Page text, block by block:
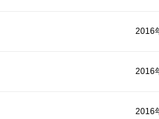
2016
2016
2016